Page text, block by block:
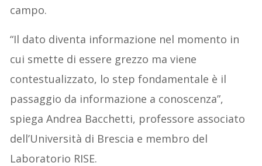
campo.
“Il dato diventa informazione nel momento in
cui smette di essere grezzo ma viene
contestualizzato, lo step fondamentale è il
passaggio da informazione a conoscenza”,
spiega Andrea Bacchetti, professore associato
dell’Università di Brescia e membro del
Laboratorio RISE.